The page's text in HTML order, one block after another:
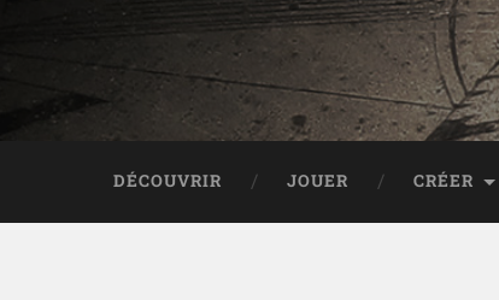
DÉCOUVRIR JOUER CRÉER